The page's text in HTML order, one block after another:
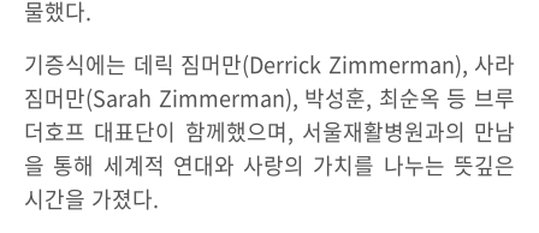
물했다.
기증식에는 데릭 짐머만(Derrick Zimmerman), 사라
짐머만(Sarah Zimmerman), 박성훈, 최순옥 등 브루
더호프 대표단이 함께했으며, 서울재활병원과의 만남
을 통해 세계적 연대와 사랑의 가치를 나누는 뜻깊은
시간을 가졌다.